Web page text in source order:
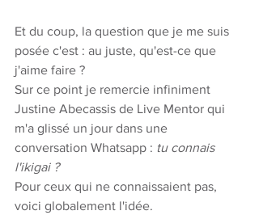
Et du coup, la question que je me suis
posée c'est : au juste, qu'est-ce que
j'aime faire ?
Sur ce point je remercie infiniment
Justine Abecassis de Live Mentor qui
m'a glissé un jour dans une
conversation Whatsapp : tu connais
l'ikigai ?
Pour ceux qui ne connaissaient pas,
voici globalement l'idée.